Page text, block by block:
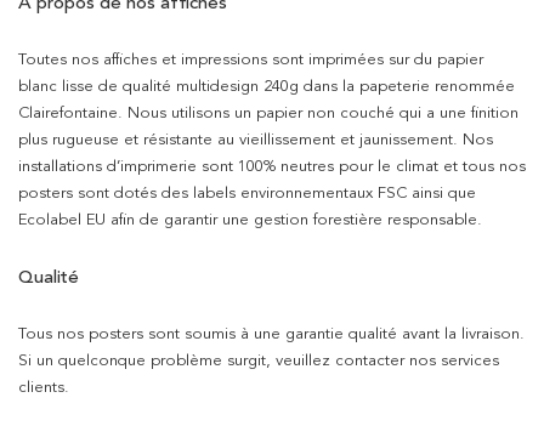
Toutes nos affiches et impressions sont imprimées sur du papier
blanc lisse de qualité multidesign 240g dans la papeterie renommée
Clairefontaine. Nous utilisons un papier non couché qui a une finition
plus rugueuse et résistante au vieillissement et jaunissement. Nos
installations d’imprimerie sont 100% neutres pour le climat et tous nos
posters sont dotés des labels environnementaux FSC ainsi que
Ecolabel EU afin de garantir une gestion forestière responsable.
Qualité
Tous nos posters sont soumis à une garantie qualité avant la livraison.
Si un quelconque problème surgit, veuillez contacter nos services
clients.